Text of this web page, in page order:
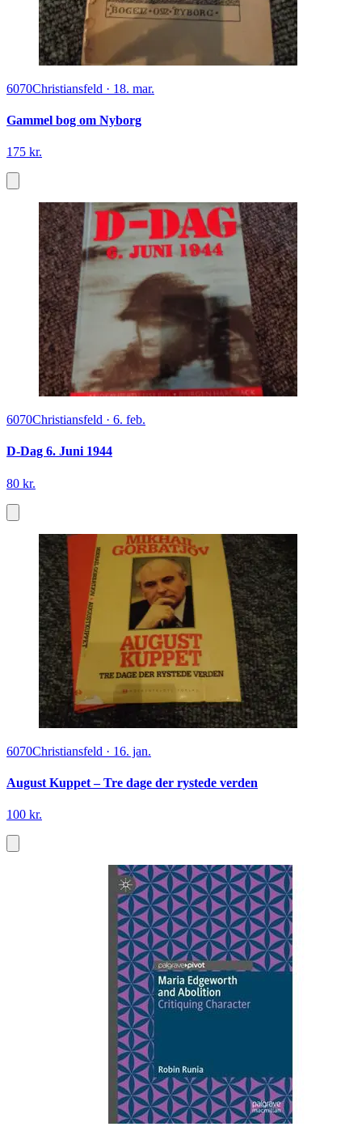
6070Christiansfeld · 18. mar.
Gammel bog om Nyborg
175 kr.
6070Christiansfeld · 6. feb.
D-Dag 6. Juni 1944
80 kr.
6070Christiansfeld · 16. jan.
August Kuppet – Tre dage der rystede verden
100 kr.